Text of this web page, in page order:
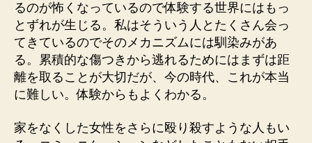
るのが怖くなっているので体験する世界にはもっ
とずれが生じる。私はそういう人とたくさん会っ
てきているのでそのメカニズムには馴染みがあ
る。累積的な傷つきから逃れるためにはまずは距
離を取ることが大切だが、今の時代、これが本当
に難しい。体験からもよくわかる。
家をなくした女性をさらに殴り殺すような人もい